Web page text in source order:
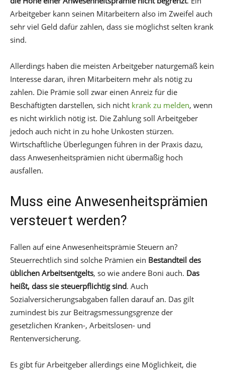
Arbeitgeber kann seinen Mitarbeitern also im Zweifel auch
sehr viel Geld dafür zahlen, dass sie möglichst selten krank
sind.
Allerdings haben die meisten Arbeitgeber naturgemäß kein
Interesse daran, ihren Mitarbeitern mehr als nötig zu
zahlen. Die Prämie soll zwar einen Anreiz für die
Beschäftigten darstellen, sich nicht krank zu melden, wenn
es nicht wirklich nötig ist. Die Zahlung soll Arbeitgeber
jedoch auch nicht in zu hohe Unkosten stürzen.
Wirtschaftliche Überlegungen führen in der Praxis dazu,
dass Anwesenheitsprämien nicht übermäßig hoch
ausfallen.
Muss eine Anwesenheitsprämien
versteuert werden?
Fallen auf eine Anwesenheitsprämie Steuern an?
Steuerrechtlich sind solche Prämien ein Bestandteil des
üblichen Arbeitsentgelts, so wie andere Boni auch. Das
heißt, dass sie steuerpflichtig sind. Auch
Sozialversicherungsabgaben fallen darauf an. Das gilt
zumindest bis zur Beitragsmessungsgrenze der
gesetzlichen Kranken-, Arbeitslosen- und
Rentenversicherung.
Es gibt für Arbeitgeber allerdings eine Möglichkeit, die